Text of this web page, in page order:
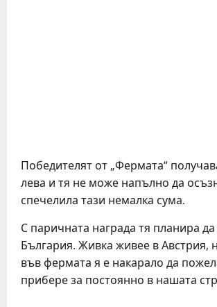
Победителят от „Фермата“
лева и тя не може напълно да
спечелила тази немалка сума.
С паричната награда тя планира
България. Живка живее в Австрия,
във фермата я е накарало да
прибере за постоянно в нашата